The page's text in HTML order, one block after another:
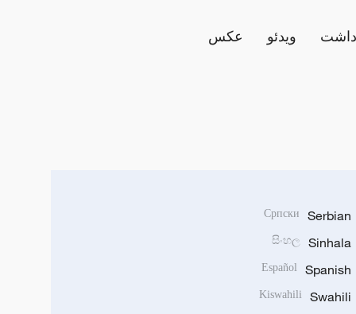
ویدئو عکس
Serbian
Српски
Sinhala
සිංහල
Spanish
Español
Swahili
Kiswahili